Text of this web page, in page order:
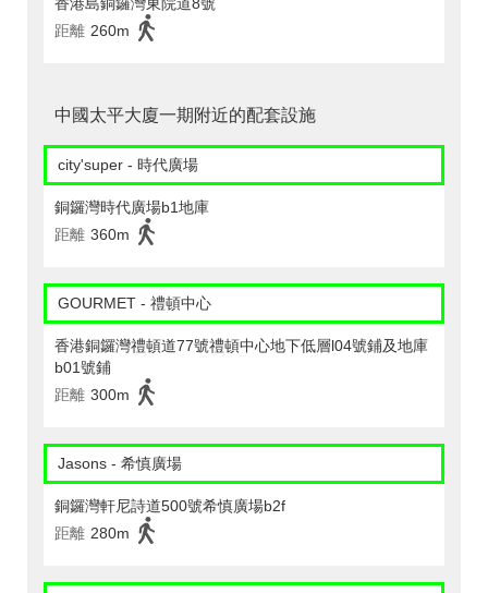
香港島銅鑼灣東院道8號
距離 260m
中國太平大廈一期附近的配套設施
city'super - 時代廣場
銅鑼灣時代廣場b1地庫
距離 360m
GOURMET - 禮頓中心
香港銅鑼灣禮頓道77號禮頓中心地下低層l04號鋪及地庫
b01號鋪
距離 300m
Jasons - 希慎廣場
銅鑼灣軒尼詩道500號希慎廣場b2f
距離 280m